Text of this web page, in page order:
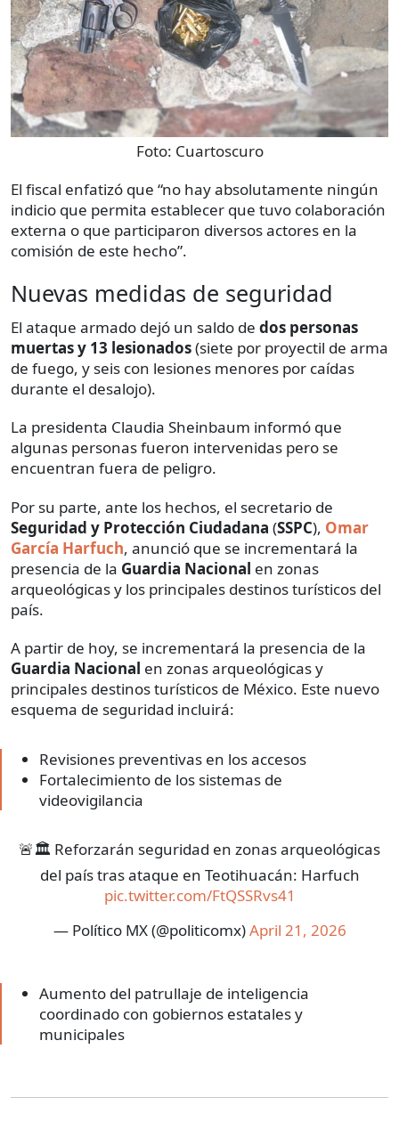
Foto: Cuartoscuro
El fiscal enfatizó que “no hay absolutamente ningún
indicio que permita establecer que tuvo colaboración
externa o que participaron diversos actores en la
comisión de este hecho”.
Nuevas medidas de seguridad
El ataque armado dejó un saldo de dos personas
muertas y 13 lesionados(siete por proyectil de arma
de fuego, y seis con lesiones menores por caídas
durante el desalojo).
La presidenta Claudia Sheinbaum informó que
algunas personas fueron intervenidas pero se
encuentran fuera de peligro.
Por su parte, ante los hechos, el secretario de
Seguridad y Protección Ciudadana (SSPC), Omar
García Harfuch, anunció que se incrementará la
presencia de la Guardia Nacional en zonas
arqueológicas y los principales destinos turísticos del
país.
A partir de hoy, se incrementará la presencia de la
Guardia Nacional en zonas arqueológicas y
principales destinos turísticos de México. Este nuevo
esquema de seguridad incluirá:
Revisiones preventivas en los accesos
Fortalecimiento de los sistemas de
videovigilancia
🚨🏛️ Reforzarán seguridad en zonas arqueológicas
del país tras ataque en Teotihuacán: Harfuch
pic.twitter.com/FtQSSRvs41
— Político MX (@politicomx)April 21, 2026
Aumento del patrullaje de inteligencia
coordinado con gobiernos estatales y
municipales